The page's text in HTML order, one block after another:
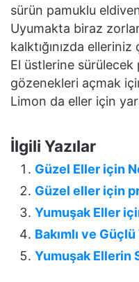
sürün pamuklu
Uyumakta biraz
kalktığınızda elleriniz
El üstlerine sürülecek
gözenekleri açmak
Limon da eller için
İlgili Yazılar
Güzel Eller için
Güzel eller için
Yumuşak Eller
Bakımlı ve
Yumuşak Ellerin